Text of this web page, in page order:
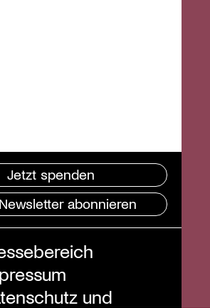
Jetzt spenden
abonnieren
und